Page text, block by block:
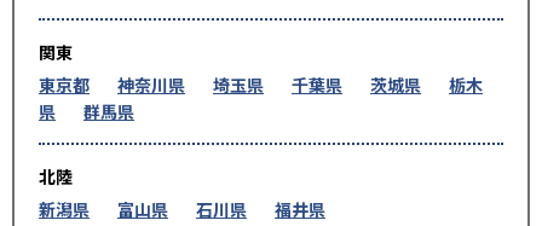
関東
東京都
神奈川県 埼玉県 千葉県 茨城県
栃木
県
群馬県
北陸
新潟県
富山県 石川県 福井県